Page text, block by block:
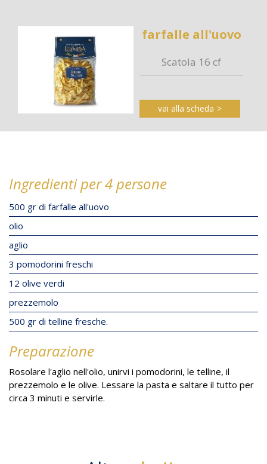
farfalle all'uovo
Scatola 16 cf
vai alla scheda
Ingredienti per 4 persone
500 gr di farfalle all'uovo
olio
aglio
3 pomodorini freschi
12 olive verdi
prezzemolo
500 gr di telline fresche.
Preparazione
Rosolare l'aglio nell'olio, unirvi i pomodorini, le telline, il
prezzemolo e le olive. Lessare la pasta e saltare il tutto per
circa 3 minuti e servirle.